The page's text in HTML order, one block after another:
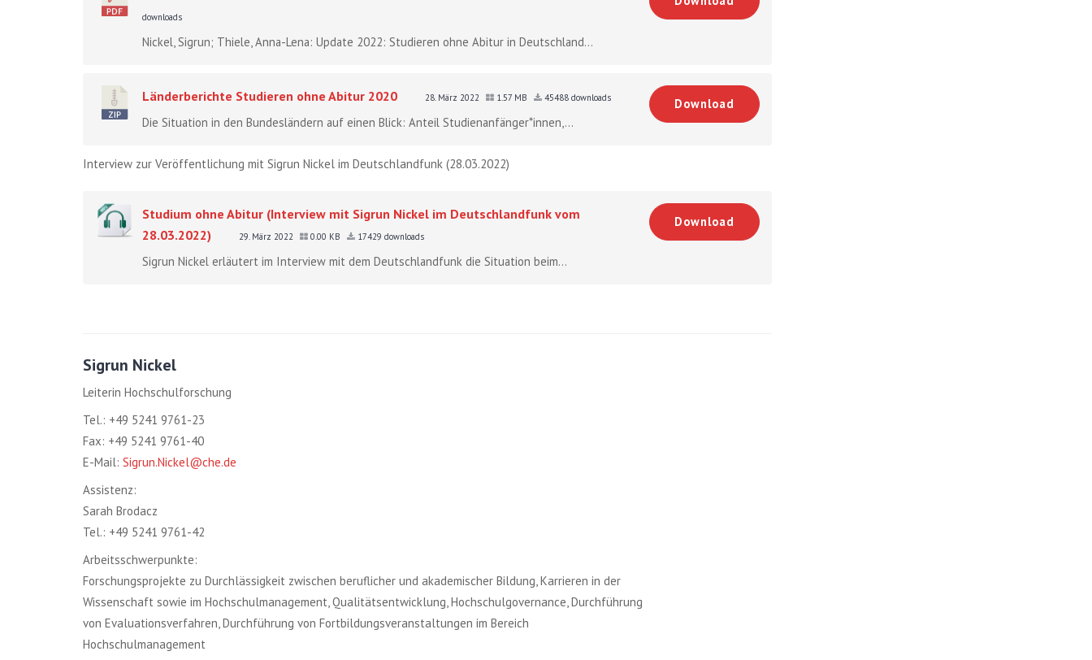
downloads
Nickel, Sigrun; Thiele, Anna-Lena: Update 2022: Studieren ohne Abitur in Deutschland...
Länderberichte Studieren ohne Abitur 2020 28. März 2022 1.57 MB 45488 downloads
Die Situation in den Bundesländern auf einen Blick: Anteil Studienanfänger*innen,...
Download
Interview zur Veröffentlichung mit Sigrun Nickel im Deutschlandfunk (28.03.2022)
Studium ohne Abitur (Interview mit Sigrun Nickel im Deutschlandfunk vom
28.03.2022)
29. März 2022 0.00 KB 17429 downloads
Sigrun Nickel erläutert im Interview mit dem Deutschlandfunk die Situation beim...
Download
Sigrun Nickel
Leiterin Hochschulforschung
Tel.: +49 5241 9761-23
Fax: +49 5241 9761-40
E-Mail: Sigrun.Nickel@che.de
Assistenz:
Sarah Brodacz
Tel.: +49 5241 9761-42
Arbeitsschwerpunkte:
Forschungsprojekte zu Durchlässigkeit zwischen beruflicher und akademischer Bildung, Karrieren in der
Wissenschaft sowie im Hochschulmanagement, Qualitätsentwicklung, Hochschulgovernance, Durchführung
von Evaluationsverfahren, Durchführung von Fortbildungsveranstaltungen im Bereich
Hochschulmanagement